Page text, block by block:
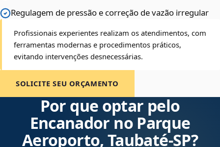
Regulagem de pressão e correção de vazão irregular
Profissionais experientes realizam os atendimentos, com
ferramentas modernas e procedimentos práticos,
evitando intervenções desnecessárias.
SOLICITE SEU ORÇAMENTO
Por que optar pelo
Encanador no Parque
Aeroporto, Taubaté‑SP?